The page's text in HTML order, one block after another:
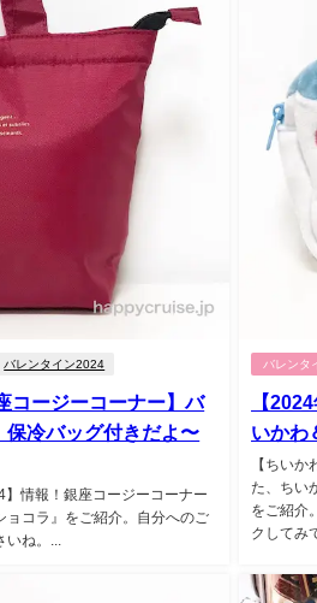
バレンタイン2024
コージーコーナー】バ
保冷バッグ付きだよ〜
】情報！銀座コージーコーナー
ョコラ』をご紹介。自分へのご
ね。...
バレンタ
【
いかわ
【ちい
た、ちい
をご紹介
クしてみ